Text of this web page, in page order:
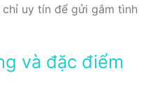
uy tín để gửi gắm tình
và đặc điểm